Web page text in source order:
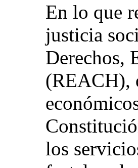
En lo que
justicia
Derechos,
(REACH),
los